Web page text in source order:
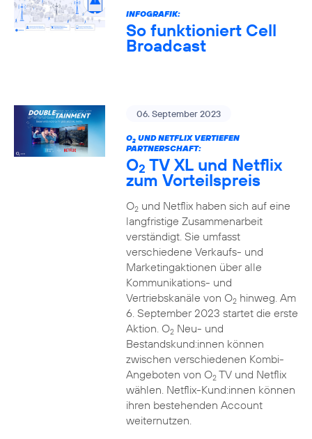
INFOGRAFIK:
So funktioniert Cell
Broadcast
06. September 2023
O2UND NETFLIX VERTIEFEN
PARTNERSCHAFT:
O2 TV XL und Netflix
zum Vorteilspreis
O2und Netflix haben sich auf eine
langfristige Zusammenarbeit
verständigt. Sie umfasst
verschiedene Verkaufs- und
Marketingaktionen über alle
Kommunikations- und
Vertriebskanäle von O2hinweg. Am
6. September 2023 startet die erste
Aktion. O2Neu- und
Bestandskund:innen können
zwischen verschiedenen Kombi-
Angeboten von O2TV und Netflix
wählen. Netflix-Kund:innen können
ihren bestehenden Account
weiternutzen.